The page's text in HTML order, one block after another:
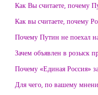
Как Вы считаете, почему
Как вы считаете, почему
Почему Путин не поехал
Зачем объявлен в розыск
Почему «Единая Россия»
Для чего, по вашему